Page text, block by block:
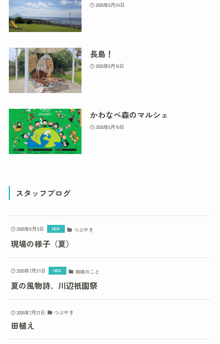
2026年6月24日
長島！
2026年6月16日
かわなべ森のマルシェ
2026年6月10日
スタッフブログ
2026年8月5日 つぶやき
現場の様子（夏）
2026年7月31日 地域のこと
夏の風物詩、川辺祇園祭
2026年7月21日 つぶやき
田植え